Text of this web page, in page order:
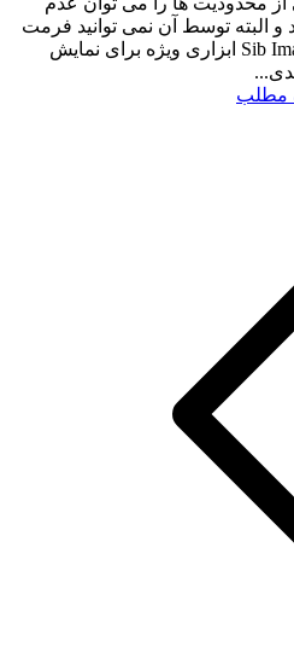
البته توسط آن نمی توانید فرمت
های را تبدیل نمایید. Sib Image Viewer ابزاری ویژه برای نمایش
مطلب